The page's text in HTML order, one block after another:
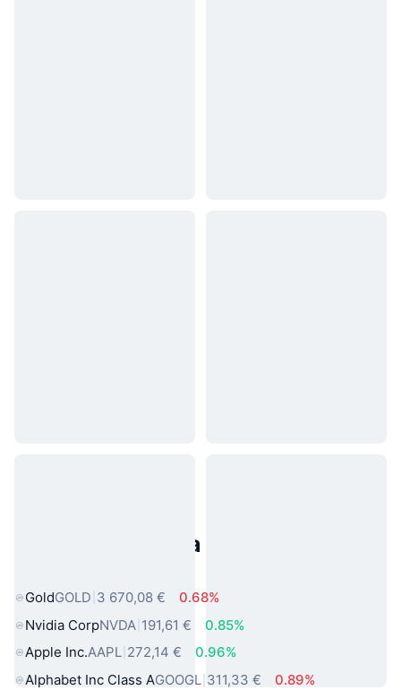
Populárne aktíva z reálneho
GoldGOLD 3 670,08 €
0.68%
Nvidia CorpNVDA 191,61 €
0.85%
Apple Inc.AAPL 272,14 €
0.96%
Alphabet Inc Class AGOOGL 311,33 €
0.89%